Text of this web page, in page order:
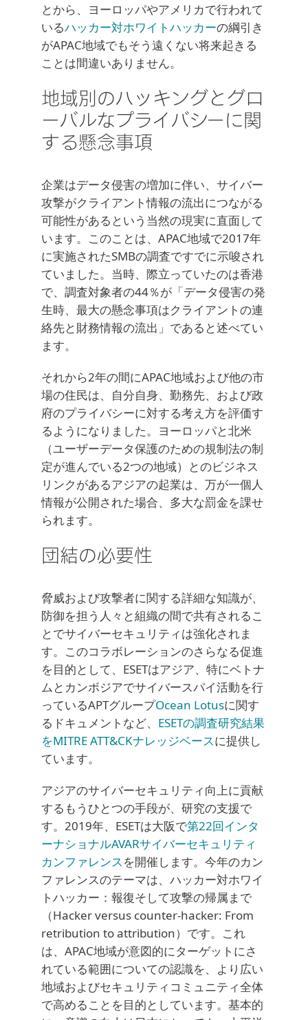
とから、ヨーロッパやアメリカで行われて
いるハッカー対ホワイトハッカーの綱引き
がAPAC地域でもそう遠くない将来起きる
ことは間違いありません。
地域別のハッキングとグロ
ーバルなプライバシーに関
する懸念事項
企業はデータ侵害の増加に伴い、サイバー
攻撃がクライアント情報の流出につながる
可能性があるという当然の現実に直面して
います。このことは、APAC地域で2017年
に実施されたSMBの調査ですでに示唆され
ていました。当時、際立っていたのは香港
で、調査対象者の44％が「データ侵害の発
生時、最大の懸念事項はクライアントの連
絡先と財務情報の流出」であると述べてい
ます。
それから2年の間にAPAC地域および他の市
場の住民は、自分自身、勤務先、および政
府のプライバシーに対する考え方を評価す
るようになりました。ヨーロッパと北米
（ユーザーデータ保護のための規制法の制
定が進んでいる2つの地域）とのビジネス
リンクがあるアジアの起業は、万が一個人
情報が公開された場合、多大な罰金を課せ
られます。
団結の必要性
脅威および攻撃者に関する詳細な知識が、
防御を担う人々と組織の間で共有されるこ
とでサイバーセキュリティは強化されま
す。このコラボレーションのさらなる促進
を目的として、ESETはアジア、特にベトナ
ムとカンボジアでサイバースパイ活動を行
っているAPTグループOcean Lotusに関す
るドキュメントなど、 ESETの調査研究結果
をMITRE ATT&CKナレッジベースに提供し
ています。
アジアのサイバーセキュリティ向上に貢献
するもうひとつの手段が、研究の支援で
す。2019年、ESETは大阪で第22回インタ
ーナショナルAVARサイバーセキュリティ
カンファレンスを開催します。今年のカン
ファレンスのテーマは、ハッカー対ホワイ
トハッカー：報復そして攻撃の帰属まで
（Hacker versus counter-hacker: From
retribution to attribution）です。これ
は、APAC地域が意図的にターゲットにさ
れている範囲についての認識を、より広い
地域およびセキュリティコミュニティ全体
で高めることを目的としています。基本的